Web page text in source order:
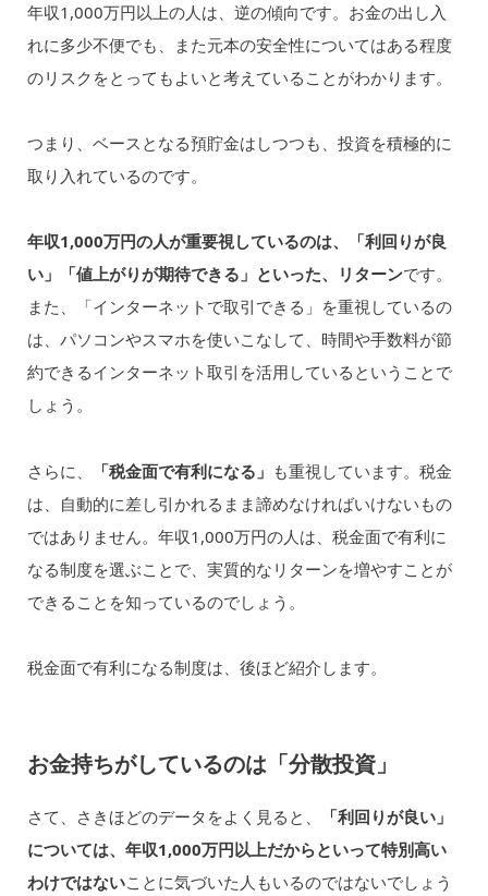
年収1,000万円以上の人は、逆の傾向です。お金の出し入
れに多少不便でも、また元本の安全性についてはある程度
のリスクをとってもよいと考えていることがわかります。
つまり、ベースとなる預貯金はしつつも、投資を積極的に
取り入れているのです。
年収1,000万円の人が重要視しているのは、「利回りが良
い」「値上がりが期待できる」といった、リターンです。
また、「インターネットで取引できる」を重視しているの
は、パソコンやスマホを使いこなして、時間や手数料が節
約できるインターネット取引を活用しているということで
しょう。
さらに、 「税金面で有利になる」 も重視しています。税金
は、自動的に差し引かれるまま諦めなければいけないもの
ではありません。年収1,000万円の人は、税金面で有利に
なる制度を選ぶことで、実質的なリターンを増やすことが
できることを知っているのでしょう。
税金面で有利になる制度は、後ほど紹介します。
お金持ちがしているのは「分散投資」
さて、さきほどのデータをよく見ると、
「利回りが良い」
については、年収1,000万円以上だからといって特別高い
わけではないことに気づいた人もいるのではないでしょう